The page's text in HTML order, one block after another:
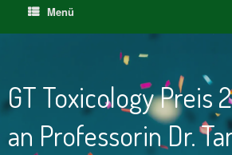
Menü
GT Toxicology Preis
an Professorin Dr.